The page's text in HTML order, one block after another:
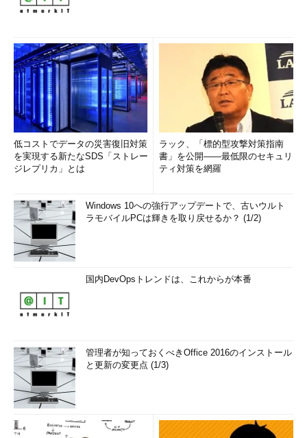
（このコマンドもWindows XPおよびWindows Server 2003での
svchostが多数実行されているタスク・マネージ
ャの画面
タスク・マネージャで確認すると、svchost.exeと
いうプロセスが多数動作しており、場合によって
はCPU負荷が高くなっていたり、メモリを大量に
を起動するための元となるプロセスであり、OSの
バージョンなどにもよるが、このように複数実行
されているのが普通である。これはWindows XP
Professionalにおけるタスク・マネージャの例。
C:\> tasklist
イメージ名 PID セッション名 セッション# メ
モリ使用量
低コストでデータの災害復旧対策
を実現する新たなSDS「ストレー
ジレプリカ」とは
ラック、「標的型攻撃対策指南
書」を公開――最低限のセキュリ
ティ対策を網羅
Windows 10への強行アップデートで、古いウルト
ラモバイルPCは輝きを取り戻せるか？ (1/2)
国内DevOpsトレンドは、これからが本番
管理者が知っておくべきOffice 2016のインストール
と更新の変更点 (1/3)